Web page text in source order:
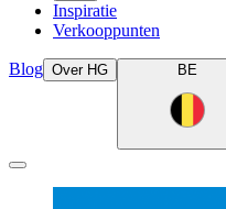
Inspiratie
Verkooppunten
Blog Over HG BE